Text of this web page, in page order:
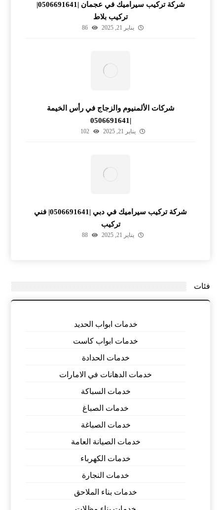
شركة تركيب سيراميك في عجمان |0506691641|
تركيب بلاط
يناير 21, 2025 86
شركات الألمنيوم والزجاج في رأس الخيمة
|0506691641
يناير 21, 2025 102
شركة تركيب سيراميك في دبي |0506691641| فني
تركيب
يناير 21, 2025 88
فئات
خدمات ابواب الحديد
خدمات ابواب كاست
خدمات الحدادة
خدمات الدهانات في الامارات
خدمات السباكة
خدمات الصباغ
خدمات الصباغة
خدمات الصيانة العامة
خدمات الكهرباء
خدمات النجارة
خدمات بناء الملاحق